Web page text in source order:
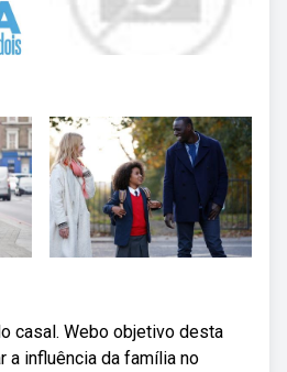
casal. Webo objetivo desta
influência da família no